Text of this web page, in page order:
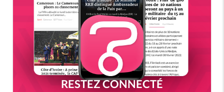
RESTEZ CONNECTÉ